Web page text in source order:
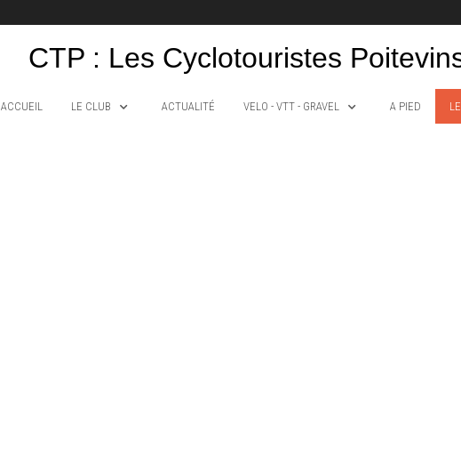
CTP : Les Cyclotouristes
ACCUEIL LE CLUB ACTUALITÉ VELO - VTT - GRAVEL A PIED